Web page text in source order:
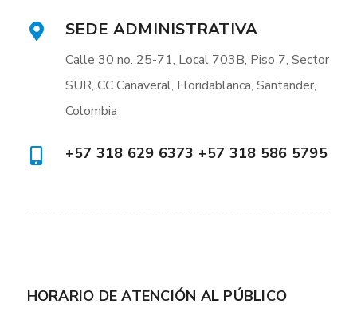
SEDE ADMINISTRATIVA
Calle 30 no. 25-71, Local 703B, Piso 7, Sector
SUR, CC Cañaveral, Floridablanca, Santander,
Colombia
+57 318 629 6373 +57 318 586 5795
HORARIO DE ATENCIÓN AL PÚBLICO